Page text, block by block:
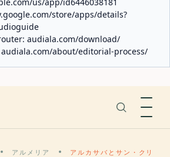
store/apps/details?
audiala.com/download/
audiala.com/about/editorial-process/
アルメリア
アルカサバとサン・クリ